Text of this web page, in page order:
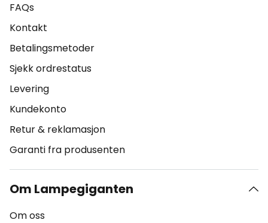
FAQs
Kontakt
Betalingsmetoder
Sjekk ordrestatus
Levering
Kundekonto
Retur & reklamasjon
Garanti fra produsenten
Om Lampegiganten
Om oss